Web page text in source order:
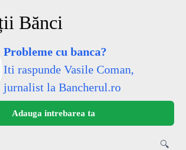
Bănci
Probleme cu banca?
Iti raspunde Vasile Coman,
jurnalist la Bancherul.ro
Adauga intrebarea ta
🔍